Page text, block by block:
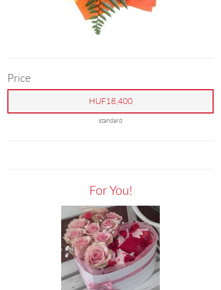
Price
HUF18,400
standard
For You!